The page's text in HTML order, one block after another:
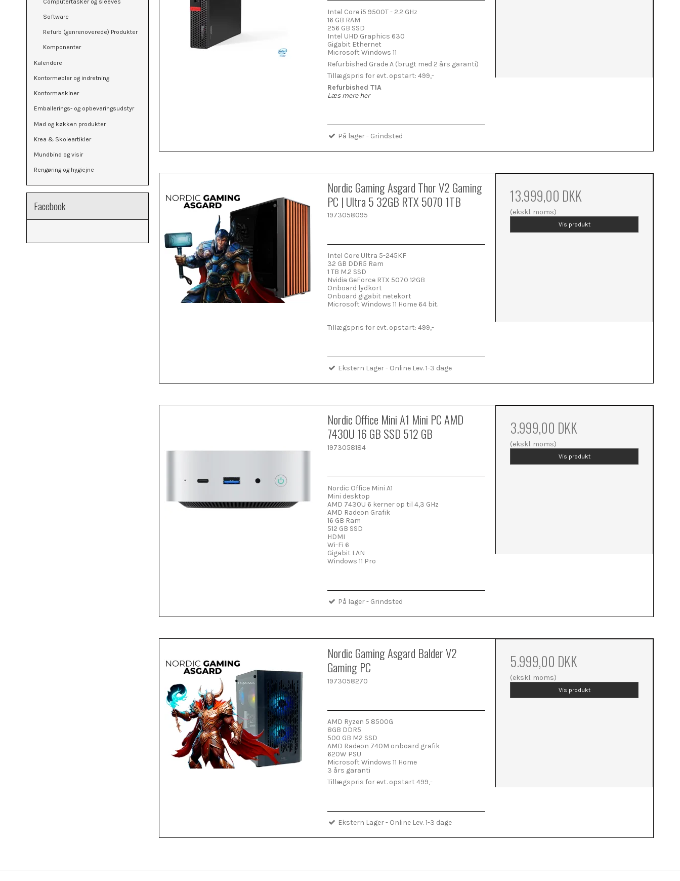
Software
Refurb (genrenoverede) Produkter
Komponenter
Kalendere
Kontormøbler og indretning
Kontormaskiner
Emballerings- og opbevaringsudstyr
Mad og køkken produkter
Krea & Skoleartikler
Mundbind og visir
Rengøring og hygiejne
Facebook
Intel Core i5 9500T - 2.2 GHz
16 GB RAM
256 GB SSD
Intel UHD Graphics 630
Gigabit Ethernet
Microsoft Windows 11
Refurbished Grade A (brugt med 2 års garanti)
Tillægspris for evt. opstart: 499,-
Refurbished T1A
Læs mere her
På lager - Grindsted
Nordic Gaming Asgard Thor V2 Gaming
PC | Ultra 5 32GB RTX 5070 1TB
1973058095
Intel Core Ultra 5-245KF
32 GB DDR5 Ram
1 TB M.2 SSD
Nvidia GeForce RTX 5070 12GB
Onboard lydkort
Onboard gigabit netekort
Microsoft Windows 11 Home 64 bit.
Tillægspris for evt. opstart: 499,-
Ekstern Lager - Online Lev. 1-3 dage
13.999,00 DKK
(ekskl. moms)
Vis produkt
Nordic Office Mini A1 Mini PC AMD
7430U 16 GB SSD 512 GB
1973058184
Nordic Office Mini A1
Mini desktop
AMD 7430U 6 kerner op til 4,3 GHz
AMD Radeon Grafik
16 GB Ram
512 GB SSD
HDMI
Wi-Fi 6
Gigabit LAN
Windows 11 Pro
På lager - Grindsted
3.999,00 DKK
(ekskl. moms)
Vis produkt
Nordic Gaming Asgard Balder V2
Gaming PC
1973058270
AMD Ryzen 5 8500G
8GB DDR5
500 GB M2 SSD
AMD Radeon 740M onboard grafik
620W PSU
Microsoft Windows 11 Home
3 års garanti
Tillægspris for evt. opstart 499,-
Ekstern Lager - Online Lev. 1-3 dage
5.999,00 DKK
(ekskl. moms)
Vis produkt